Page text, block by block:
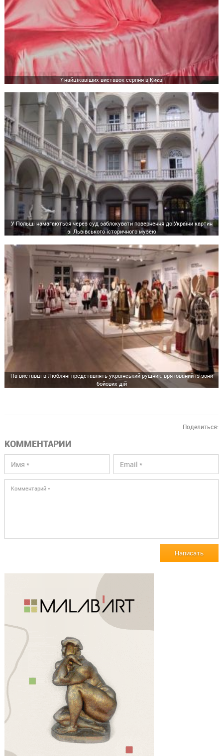
7 найцікавіших виставок серпня в Києві
У Польщі намагаються через суд заблокувати повернення до України картин
зі Львівського історичного музею
На виставці в Любляні представлять український рушник, врятований із зони
бойових дій
Поделиться:
КОММЕНТАРИИ
Написать